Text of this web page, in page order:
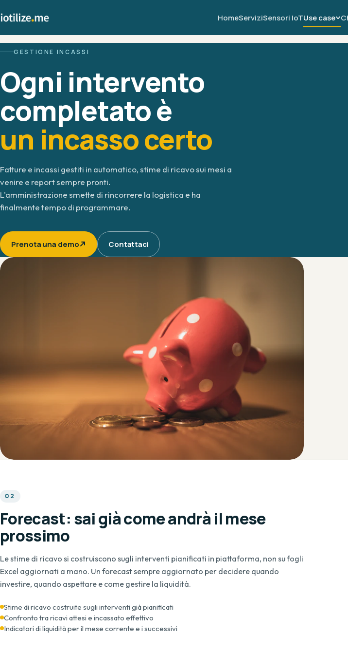
HomeServiziSensori IoTUse case
Servizi
Sensori IoT
Use case
Chi siamo
Contatti
Accedi alla demo
GESTIONE INCASSI
Ogni intervento
completato è
un incasso certo
Fatture e incassi gestiti in automatico, stime di ricavo sui mesi a
venire e report sempre pronti.
L'amministrazione smette di rincorrere la logistica e ha
finalmente tempo di programmare.
Prenota una demo Contattaci
0 2
Forecast: sai già come andrà il mese
prossimo
Le stime di ricavo si costruiscono sugli interventi pianificati in piattaforma, non su fogli
Excel aggiornati a mano. Un forecast sempre aggiornato per decidere quando
investire, quando aspettare e come gestire la liquidità.
Stime di ricavo costruite sugli interventi già pianificati
Confronto tra ricavi attesi e incassato effettivo
Indicatori di liquidità per il mese corrente e i successivi